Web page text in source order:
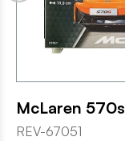
McLaren 570s
REV-67051